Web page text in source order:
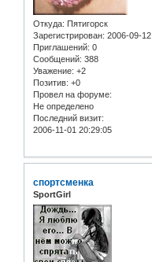
Откуда: Пятигорск
Зарегистрирован: 2006-09-12
Приглашений: 0
Сообщений: 388
Уважение: +2
Позитив: +0
Провел на форуме:
Не определено
Последний визит:
2006-11-01 20:29:05
спортсменка
SportGirl